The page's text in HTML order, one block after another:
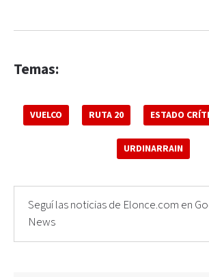
Temas:
VUELCO RUTA 20 ESTADO
URDINARRAIN
Seguí las noticias de Elonce.com en
News